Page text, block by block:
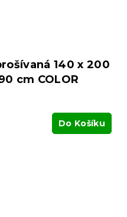
140 x 200
cm COLOR
Do Košíku